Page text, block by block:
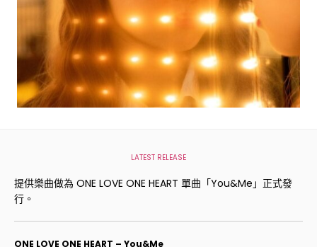
LATEST RELEASE
提供樂曲做為 ONE LOVE ONE HEART 單曲「You&Me」正式發
行。
ONE LOVE ONE HEART – You&Me